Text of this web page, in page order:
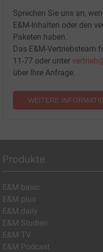
Sprechen Sie uns an,
E&M-Inhalten oder den
Paketen haben.
Das E&M-Vertriebsteam
11-77 oder unter
über Ihre Anfrage.
WEITERE
Produkte
E&M basic
E&M plus
E&M daily
E&M Studien
E&M TV
E&M Podcast